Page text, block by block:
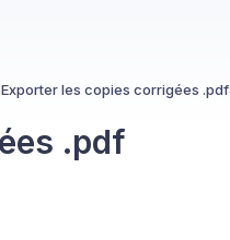
Exporter les copies corrigées .pdf
.pdf